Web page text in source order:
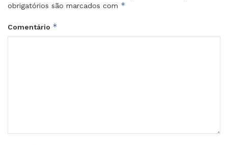
obrigatórios são marcados com *
Comentário *